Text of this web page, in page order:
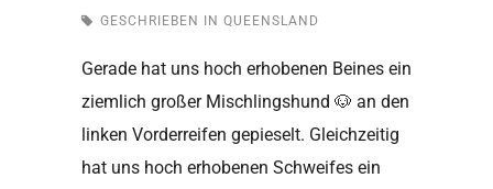
GESCHRIEBEN IN QUEENSLAND
Gerade hat uns hoch erhobenen Beines ein
ziemlich großer Mischlingshund 🐶 an den
linken Vorderreifen gepieselt. Gleichzeitig
hat uns hoch erhobenen Schweifes ein